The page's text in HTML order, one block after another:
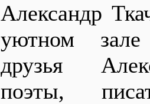
Александр
уютном зале
друзья
поэты,